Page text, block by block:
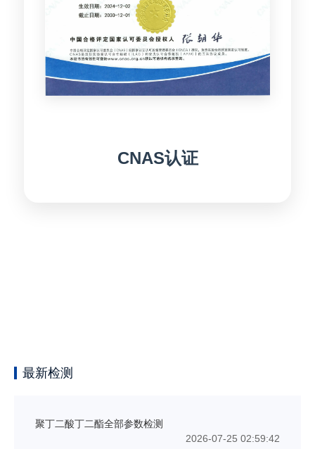
CNAS认证
最新检测
聚丁二酸丁二酯全部参数检测
2026-07-25 02:59:42